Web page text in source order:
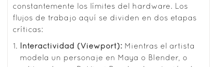
constantemente los límites del hardware. Los
flujos de trabajo aquí se dividen en dos etapas
críticas:
Interactividad (Viewport): Mientras el artista
modela un personaje en Maya o Blender, o